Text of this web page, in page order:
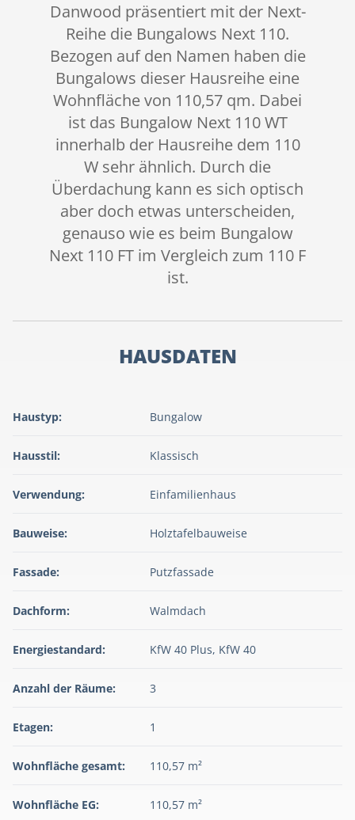
Danwood präsentiert mit der Next-
Reihe die Bungalows Next 110.
Bezogen auf den Namen haben die
Bungalows dieser Hausreihe eine
Wohnfläche von 110,57 qm. Dabei
ist das Bungalow Next 110 WT
innerhalb der Hausreihe dem 110
W sehr ähnlich. Durch die
Überdachung kann es sich optisch
aber doch etwas unterscheiden,
genauso wie es beim Bungalow
Next 110 FT im Vergleich zum 110 F
ist.
HAUSDATEN
Haustyp: Bungalow
Hausstil: Klassisch
Verwendung: Einfamilienhaus
Bauweise: Holztafelbauweise
Fassade: Putzfassade
Dachform: Walmdach
Energiestandard: KfW 40 Plus, KfW 40
Anzahl der Räume: 3
Etagen: 1
Wohnfläche gesamt: 110,57 m²
Wohnfläche EG: 110,57 m²